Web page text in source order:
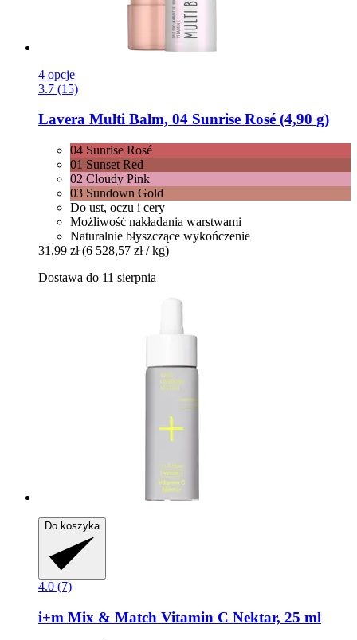
4 opcje
3.7 (15)
Lavera Multi Balm, 04 Sunrise Rosé (4,90 g)
04 Sunrise Rosé
01 Sunset Red
02 Cloudy Pink
03 Sundown Gold
Do ust, oczu i cery
Możliwość nakładania warstwami
Naturalnie błyszczące wykończenie
31,99 zł (6 528,57 zł / kg)
Dostawa do 11 sierpnia
Do koszyka
4.0 (7)
i+m Mix & Match Vitamin C Nektar, 25 ml